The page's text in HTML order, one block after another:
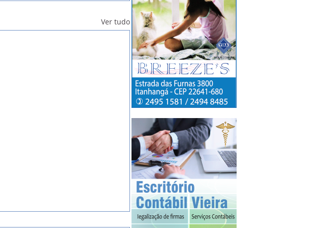
Ver tudo